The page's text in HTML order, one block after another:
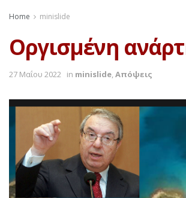
Home minislide
Οργισμένη
27 Μαΐου 2022 in minislide,Απόψεις